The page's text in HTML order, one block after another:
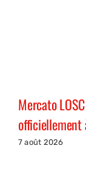
Mercato
officiellement
7 août 2026